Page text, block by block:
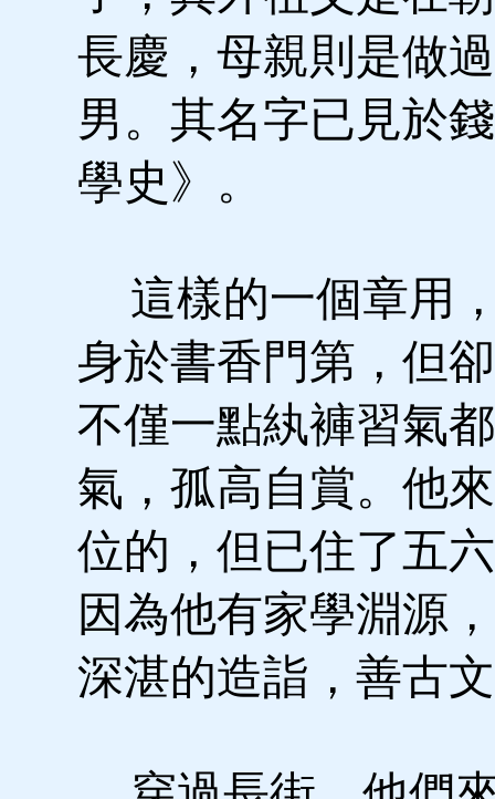
長慶，母親則是做
男。其名字已見於
學史》。
這樣的一個章用
身於書香門第，但
不僅一點紈褲習氣
氣，孤高自賞。他
位的，但已住了五
因為他有家學淵源
深湛的造詣，善古